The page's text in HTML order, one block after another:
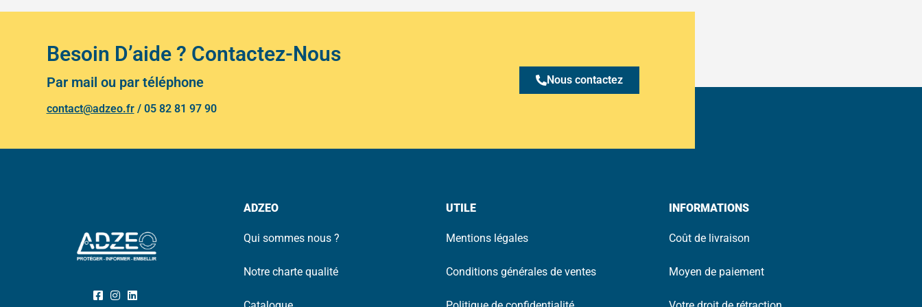
Besoin D’aide ? Contactez-Nous
Par mail ou par téléphone
contact@adzeo.fr/ 05 82 81 97 90
Nous contactez
ADZEO
Qui sommes nous ?
Notre charte qualité
UTILE
Mentions légales
Conditions générales de ventes
INFORMATIONS
Coût de livraison
Moyen de paiement